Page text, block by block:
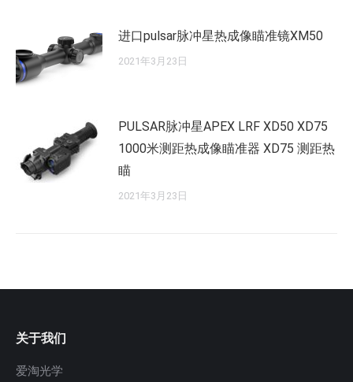
进口pulsar脉冲星热成像瞄准镜XM50
2021年3月23日
PULSAR脉冲星APEX LRF XD50 XD75
1000米测距热成像瞄准器 XD75 测距热
瞄
2021年3月23日
关于我们
爱淘光学